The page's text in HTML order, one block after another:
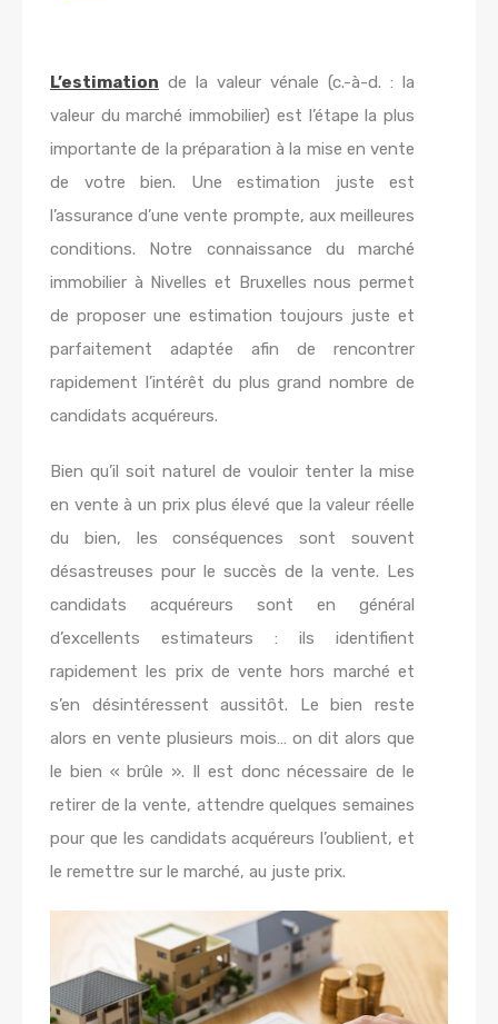
L’estimation de la valeur vénale (c.-à-d. : la
valeur du marché immobilier) est l’étape la plus
importante de la préparation à la mise en vente
de votre bien. Une estimation juste est
l’assurance d’une vente prompte, aux meilleures
conditions. Notre connaissance du marché
immobilier à Nivelles et Bruxelles nous permet
de proposer une estimation toujours juste et
parfaitement adaptée afin de rencontrer
rapidement l’intérêt du plus grand nombre de
candidats acquéreurs.
Bien qu’il soit naturel de vouloir tenter la mise
en vente à un prix plus élevé que la valeur réelle
du bien, les conséquences sont souvent
désastreuses pour le succès de la vente. Les
candidats acquéreurs sont en général
d’excellents estimateurs : ils identifient
rapidement les prix de vente hors marché et
s’en désintéressent aussitôt. Le bien reste
alors en vente plusieurs mois… on dit alors que
le bien « brûle ». Il est donc nécessaire de le
retirer de la vente, attendre quelques semaines
pour que les candidats acquéreurs l’oublient, et
le remettre sur le marché, au juste prix.